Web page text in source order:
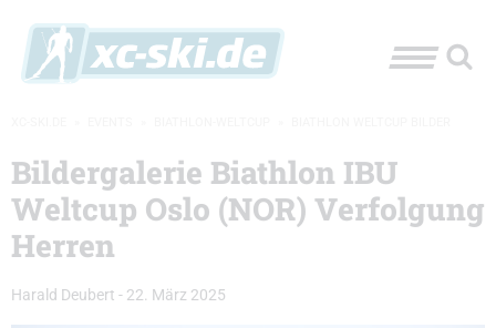
Bildergalerie Biathlon IBU
Weltcup Oslo (NOR) Verfolgung
Herren
Harald Deubert - 22. März 2025